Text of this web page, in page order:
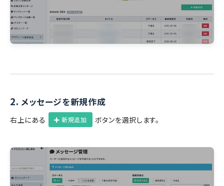
2. メッセージを新規作成
右上にある 新規追加 ボタンを選択します。